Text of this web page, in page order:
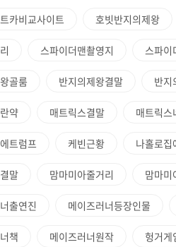
카비교사이트 호빗반지의제왕
스파이더맨촬영지 스파이
골룸 반지의제왕결말 반지
약 매트릭스결말 매트릭스
트럼프 케빈근황 나홀로집
말 맘마미아줄거리 맘마미
출연진 메이즈러너등장인물
책 메이즈러너원작 헝거게